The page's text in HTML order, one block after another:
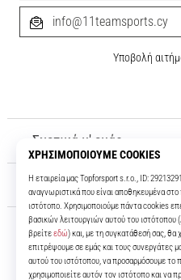
Σχετικά μ' εμάς
Εξυπηρέτηση πελατών
info@11teamsports.cy
Υποβολή